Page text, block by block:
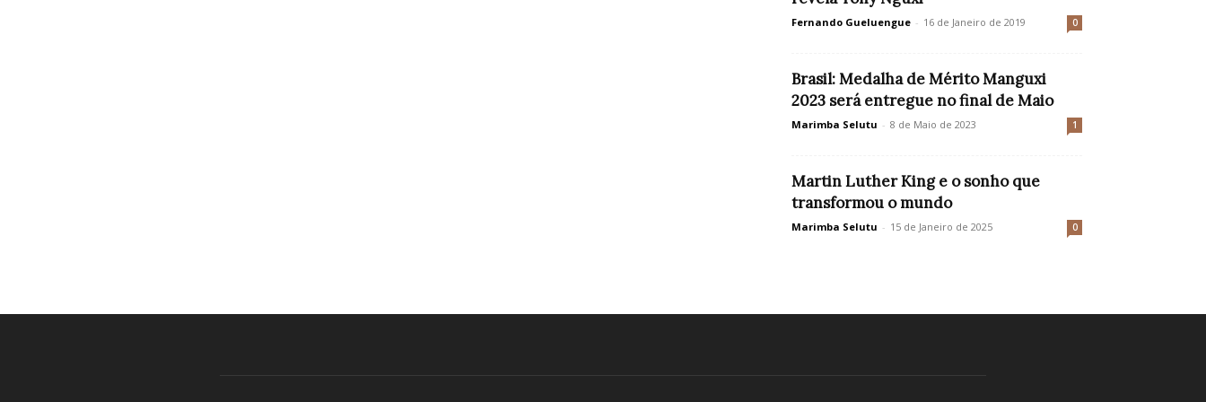
Fernando Gueluengue - 16 de Janeiro de 2019 0
Brasil: Medalha de Mérito Manguxi
2023 será entregue no final de Maio
Marimba Selutu - 8 de Maio de 2023 1
Martin Luther King e o sonho que
transformou o mundo
Marimba Selutu - 15 de Janeiro de 2025 0